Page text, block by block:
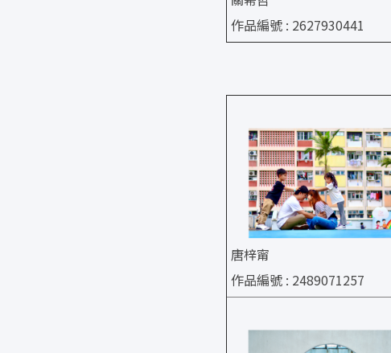
作品編號 : 2627930441
唐梓甯
作品編號 : 2489071257